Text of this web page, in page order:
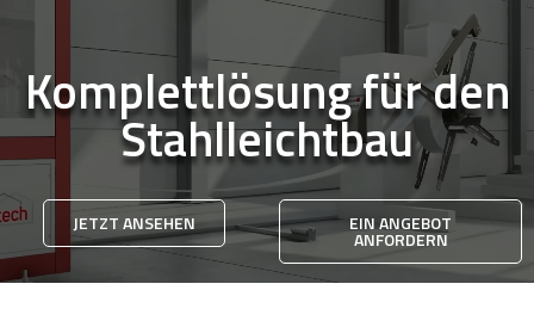
Komplettlösung für den
Stahlleichtbau
JETZT ANSEHEN EIN ANGEBOT
ANFORDERN